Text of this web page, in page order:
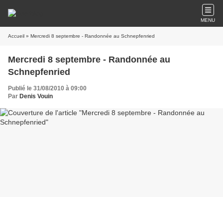
MENU
Accueil » Mercredi 8 septembre - Randonnée au Schnepfenried
Mercredi 8 septembre - Randonnée au
Schnepfenried
Publié le 31/08/2010 à 09:00
Par Denis Vouin